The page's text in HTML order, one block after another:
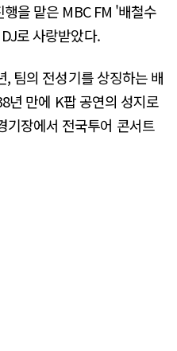
을 맡은 MBC FM '배철수
로 사랑받았다.
팀의 전성기를 상징하는 배
년 만에 K팝 공연의 성지로
기장에서 전국투어 콘서트